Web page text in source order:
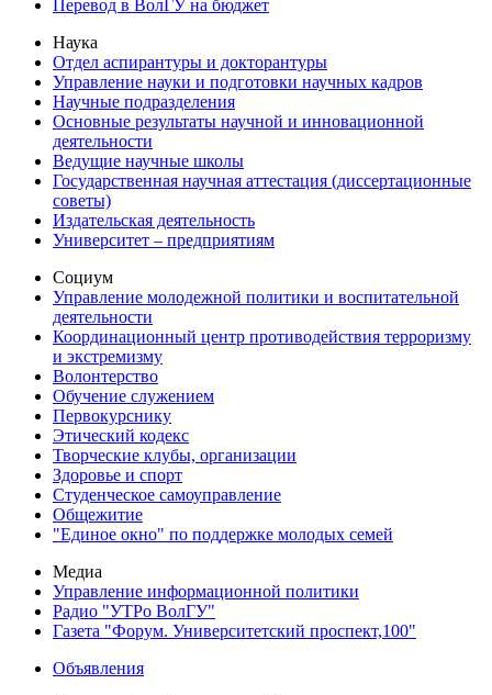
Перевод в ВолГУ на бюджет
Наука
Отдел аспирантуры и докторантуры
Управление науки и подготовки научных кадров
Научные подразделения
Основные результаты научной и инновационной
деятельности
Ведущие научные школы
Государственная научная аттестация (диссертационные
советы)
Издательская деятельность
Университет – предприятиям
Социум
Управление молодежной политики и воспитательной
деятельности
Координационный центр противодействия терроризму
и экстремизму
Волонтерство
Обучение служением
Первокурснику
Этический кодекс
Творческие клубы, организации
Здоровье и спорт
Студенческое самоуправление
Общежитие
"Единое окно" по поддержке молодых семей
Медиа
Управление информационной политики
Радио "УТРо ВолГУ"
Газета "Форум. Университетский проспект,100"
Объявления